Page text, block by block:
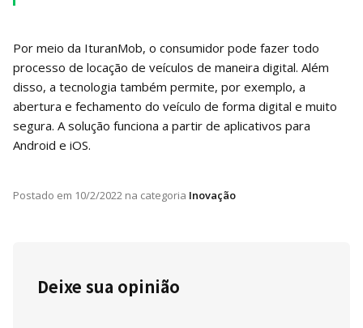
Por meio da IturanMob, o consumidor pode fazer todo
processo de locação de veículos de maneira digital. Além
disso, a tecnologia também permite, por exemplo, a
abertura e fechamento do veículo de forma digital e muito
segura. A solução funciona a partir de aplicativos para
Android e iOS.
Postado em 10/2/2022 na categoria Inovação
Deixe sua opinião